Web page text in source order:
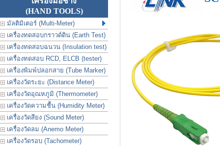
(HAND TOOLS)
มัลติมิเตอร์ (Multi-Meter)
เครื่องทดสอบกราวด์ดิน (Earth Test)
เครื่องทดสอบฉนวน (Insulation test)
เครื่องทดสอบ RCD, ELCB (tester)
เครื่องพิมพ์ปลอกสาย (Tube Marker)
เครื่องวัดระยะ (Distance Meter)
เครื่องวัดอุณหภูมิ (Thermometer)
เครื่องวัดความชื้น (Humidity Meter)
เครื่องวัดสียง (Sound Meter)
เครื่องวัดลม (Anemo Meter)
เครื่องวัดรอบ (Tachometer)